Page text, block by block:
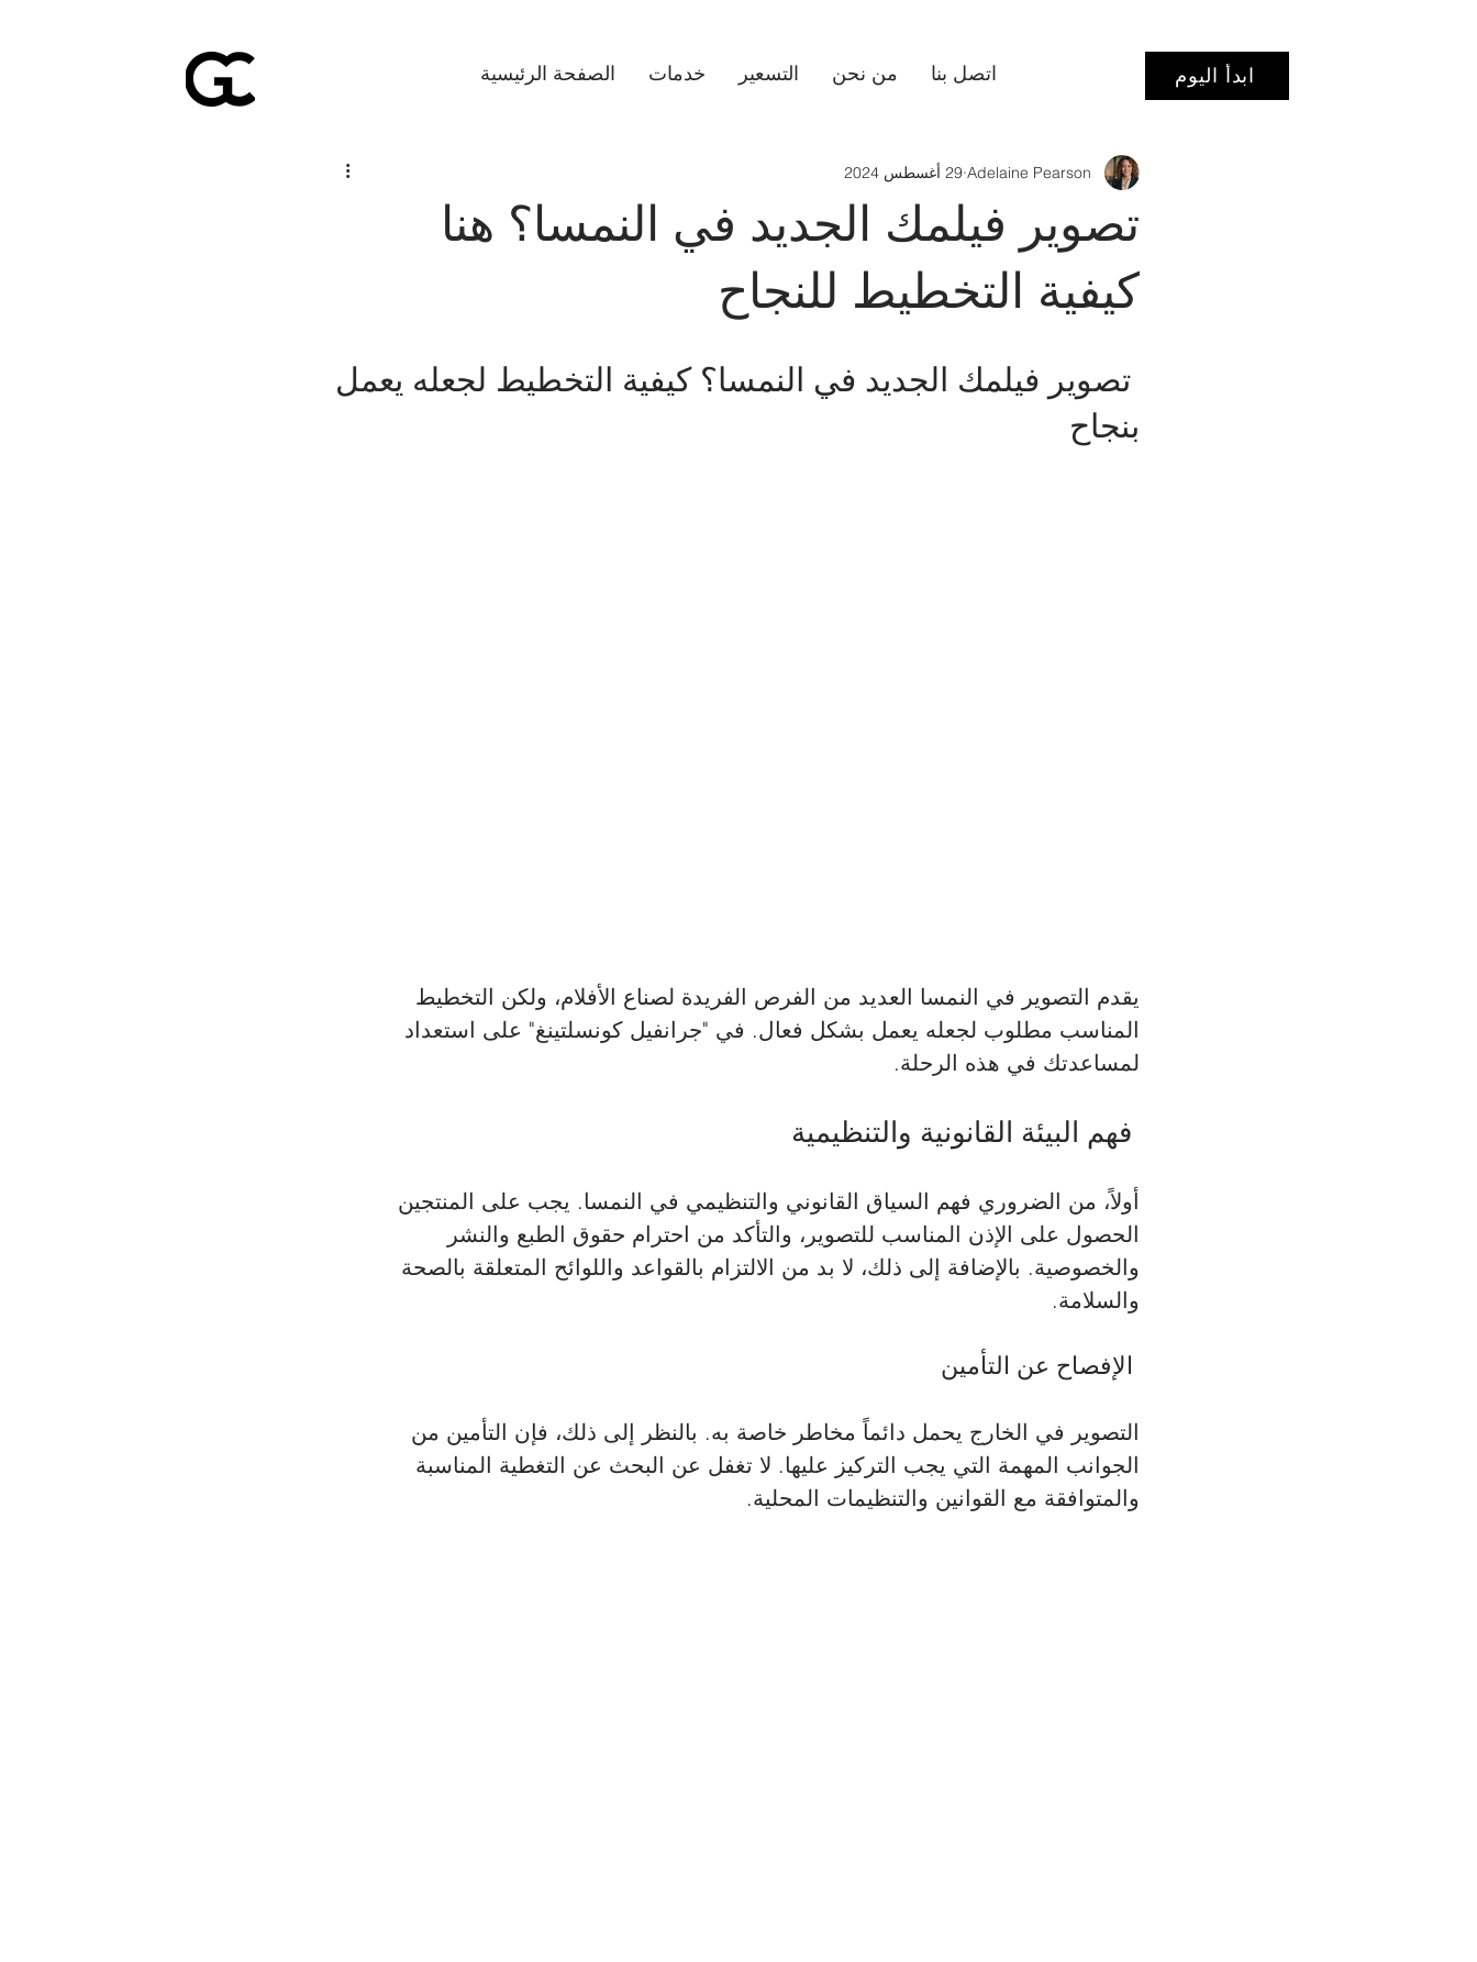
الصفحة الرئيسية خدمات التسعير من نحن اتصل بنا ابدأ اليوم
تصوير فيلمك الجديد في النمسا؟ هنا
كيفية التخطيط للنجاح
Adelaine Pearson 29 أغسطس 2024
تصوير فيلمك الجديد في النمسا؟ كيفية التخطيط لجعله يعمل
بنجاح
يقدم التصوير في النمسا العديد من الفرص الفريدة لصناع الأفلام، ولكن التخطيط
المناسب مطلوب لجعله يعمل بشكل فعال. في "جرانفيل كونسلتينغ" على استعداد
لمساعدتك في هذه الرحلة.
أولاً، من الضروري فهم السياق القانوني والتنظيمي في النمسا. يجب على المنتجين
الحصول على الإذن المناسب للتصوير، والتأكد من احترام حقوق الطبع والنشر
والخصوصية. بالإضافة إلى ذلك، لا بد من الالتزام بالقواعد واللوائح المتعلقة بالصحة
والسلامة.
التصوير في الخارج يحمل دائماً مخاطر خاصة به. بالنظر إلى ذلك، فإن التأمين من
الجوانب المهمة التي يجب التركيز عليها. لا تغفل عن البحث عن التغطية المناسبة
والمتوافقة مع القوانين والتنظيمات المحلية.